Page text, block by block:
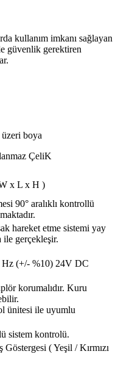
kullanım imkanı sağlayan
güvenlik gerektiren
boya
ÇeliK
x L x H )
90° aralıklı kontrollü
hareket etme sistemi yay
gerçekleşir.
(+/- %10) 24V DC
korumalıdır. Kuru
ünitesi ile uyumlu
sistem kontrolü.
Göstergesi ( Yeşil / Kırmızı